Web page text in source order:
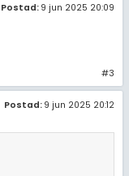
Postad: 9 jun 2025 20:09
#3
Postad: 9 jun 2025 20:12
inställningar